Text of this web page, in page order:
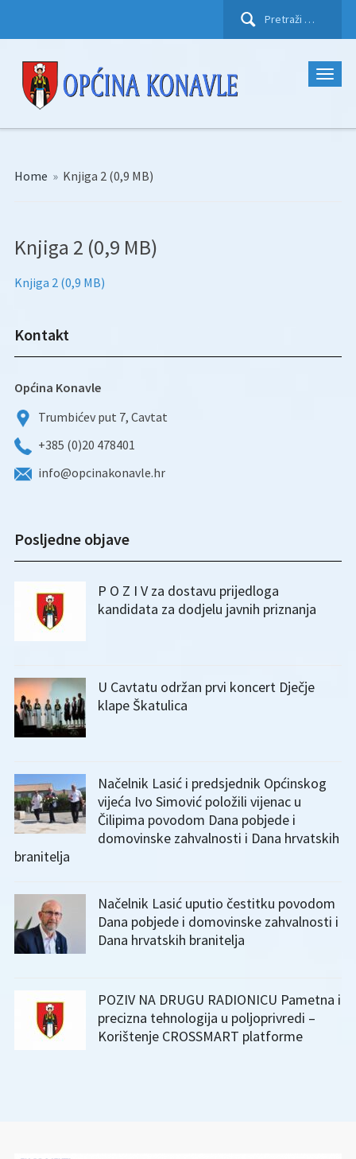
Pretraži:
Home » Knjiga 2 (0,9 MB)
Knjiga 2 (0,9 MB)
Knjiga 2 (0,9 MB)
Kontakt
Općina Konavle
Trumbićev put 7, Cavtat
+385 (0)20 478401
info@opcinakonavle.hr
Posljedne objave
P O Z I V za dostavu prijedloga
kandidata za dodjelu javnih priznanja
U Cavtatu održan prvi koncert Dječje
klape Škatulica
Načelnik Lasić i predsjednik Općinskog
vijeća Ivo Simović položili vijenac u
Čilipima povodom Dana pobjede i
domovinske zahvalnosti i Dana hrvatskih
branitelja
Načelnik Lasić uputio čestitku povodom
Dana pobjede i domovinske zahvalnosti i
Dana hrvatskih branitelja
POZIV NA DRUGU RADIONICU Pametna i
precizna tehnologija u poljoprivredi –
Korištenje CROSSMART platforme